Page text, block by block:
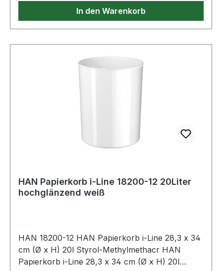
In den Warenkorb
HAN Papierkorb i-Line 18200-12 20Liter
hochglänzend weiß
HAN 18200-12 HAN Papierkorb i-Line 28,3 x 34
cm (Ø x H) 20l Styrol-Methylmethacr HAN
Papierkorb i-Line 28,3 x 34 cm (Ø x H) 20l